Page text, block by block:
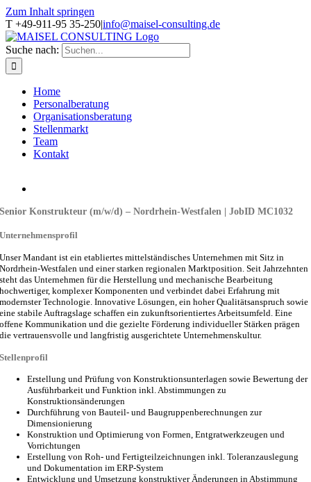
Zum Inhalt springen
T +49-911-95 35-250|info@maisel-consulting.de
Suche nach:
Home
Personalberatung
Organisationsberatung
Stellenmarkt
Team
Kontakt
Senior Konstrukteur (m/w/d) – Nordrhein-Westfalen | JobID MC1032
Unternehmensprofil
Unser Mandant ist ein etabliertes mittelständisches Unternehmen mit Sitz in
Nordrhein-Westfalen und einer starken regionalen Marktposition. Seit Jahrzehnten
steht das Unternehmen für die Herstellung und mechanische Bearbeitung
hochwertiger, komplexer Komponenten und verbindet dabei Erfahrung mit
modernster Technologie. Innovative Lösungen, ein hoher Qualitätsanspruch sowie
eine stabile Auftragslage schaffen ein zukunftsorientiertes Arbeitsumfeld. Eine
offene Kommunikation und die gezielte Förderung individueller Stärken prägen
die vertrauensvolle und langfristig ausgerichtete Unternehmenskultur.
Stellenprofil
Erstellung und Prüfung von Konstruktionsunterlagen sowie Bewertung der
Ausführbarkeit und Funktion inkl. Abstimmungen zu
Konstruktionsänderungen
Durchführung von Bauteil- und Baugruppenberechnungen zur
Dimensionierung
Konstruktion und Optimierung von Formen, Entgratwerkzeugen und
Vorrichtungen
Erstellung von Roh- und Fertigteilzeichnungen inkl. Toleranzauslegung
und Dokumentation im ERP-System
Entwicklung und Umsetzung konstruktiver Änderungen in Abstimmung